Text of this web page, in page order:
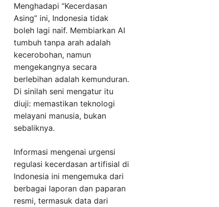
Menghadapi “Kecerdasan
Asing” ini, Indonesia tidak
boleh lagi naif. Membiarkan AI
tumbuh tanpa arah adalah
kecerobohan, namun
mengekangnya secara
berlebihan adalah kemunduran.
Di sinilah seni mengatur itu
diuji: memastikan teknologi
melayani manusia, bukan
sebaliknya.
Informasi mengenai urgensi
regulasi kecerdasan artifisial di
Indonesia ini mengemuka dari
berbagai laporan dan paparan
resmi, termasuk data dari